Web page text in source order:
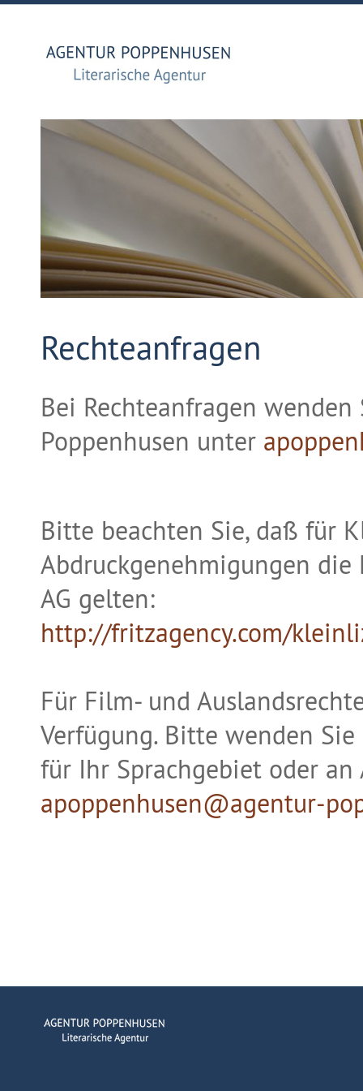
Rechteanfragen
Bei Rechteanfragen
Poppenhusen unter
Bitte beachten Sie, daß für
Abdruckgenehmigungen
AG gelten:
http://fritzagency.com/
Für Film- und
Verfügung. Bitte wenden
für Ihr Sprachgebiet oder
apoppenhusen@agentur-